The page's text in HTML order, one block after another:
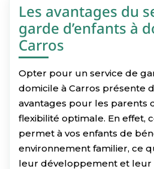
Les avantages du
garde d’enfants à
Carros
Opter pour un service de
domicile à Carros présente
avantages pour les parents
flexibilité optimale. En effet,
permet à vos enfants de
environnement familier, ce
leur développement et leur